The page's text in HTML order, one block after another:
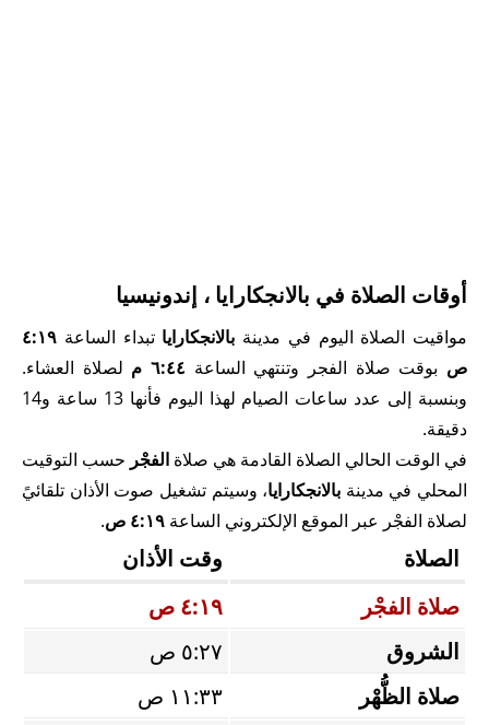
أوقات الصلاة في بالانجكارايا ، إندونيسيا
مواقيت الصلاة اليوم في مدينة بالانجكارايا تبداء الساعة ٤:١٩
ص بوقت صلاة الفجر وتنتهي الساعة ٦:٤٤ م
لصلاة العشاء.
وبنسبة إلى عدد ساعات الصيام لهذا اليوم فأنها 13 ساعة و14
دقيقة.
في الوقت الحالي الصلاة القادمة هي صلاة الفجْر حسب التوقيت
المحلي في مدينة بالانجكارايا، وسيتم تشغيل صوت الأذان تلقائيً
لصلاة الفجْر عبر الموقع الإلكتروني الساعة ٤:١٩ ص .
الصلاة
وقت الأذان
صلاة الفجْر
٤:١٩ ص
الشروق
٥:٢٧ ص
صلاة الظُّهْر
١١:٣٣ ص